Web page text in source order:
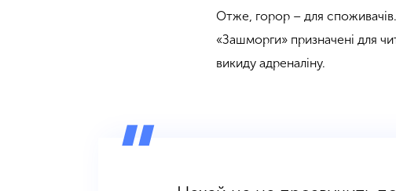
Отже, горор – для споживачів.
«Зашморги» призначені для
викиду адреналіну.